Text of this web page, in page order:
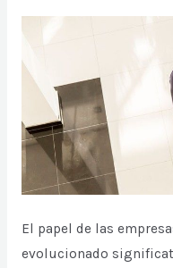
El papel de las
evolucionado